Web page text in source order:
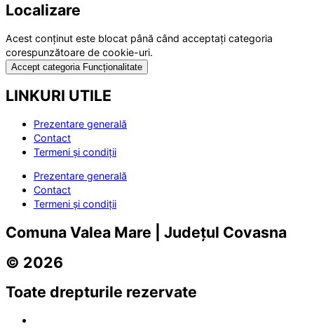
Localizare
Acest conținut este blocat până când acceptați categoria
corespunzătoare de cookie-uri.
Accept categoria Funcționalitate
LINKURI UTILE
Prezentare generală
Contact
Termeni și condiții
Prezentare generală
Contact
Termeni și condiții
Comuna Valea Mare | Județul Covasna
© 2026
Toate drepturile rezervate